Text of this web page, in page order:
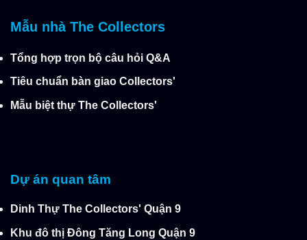
Mẫu nhà The Collectors
Tổng hợp trọn bộ câu hỏi Q&A
Tiêu chuẩn bàn giao Collectors'
Mẫu biệt thự The Collectors'
Dự án quan tâm
Dinh Thự The Collectors' Quận 9
Khu đô thị Đông Tăng Long Quận 9